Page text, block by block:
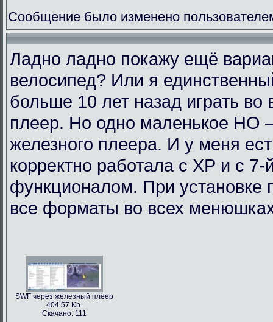
Сообщение было изменено
Ладно ладно покажу ещё
велосипед? Или я
больше 10 лет назад играть
плеер. Но одно маленькое НО
железного плеера. И у меня
корректно работала с ХР и с
функционалом. При установке
все форматы во всех
SWF через железный плеер
404.57 Kb.
Скачано: 111